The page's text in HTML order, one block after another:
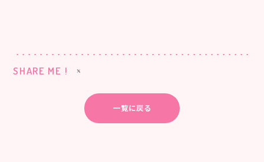
SHARE ME !
一覧に戻る